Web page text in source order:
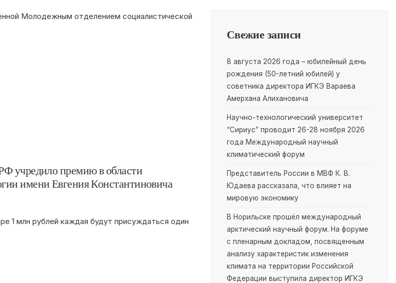
Молодежным отделением социалистической
учредило премию в области
имени Евгения Константиновича
1 млн рублей каждая будут присуждаться один
Свежие записи
8 августа 2026 года – юбилейный день
рождения (50-летний юбилей) у
советника директора ИГКЭ Вараева
Амерхана Алихановича
Научно-технологический университет
“Сириус” проводит 26-28 ноября 2026
года Международный научный
климатический форум
Представитель России в МВФ К. В.
Юдаева рассказала, что влияет на
мировую экономику
В Норильске прошёл международный
арктический научный форум. На форуме
с пленарным докладом, посвященным
анализу характеристик изменения
климата на территории Российской
Федерации выступила директор ИГКЭ